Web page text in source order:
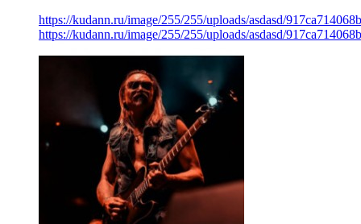
https://kudann.ru/image/255/255/uploads/asdasd/
https://kudann.ru/image/255/255/uploads/asdasd/